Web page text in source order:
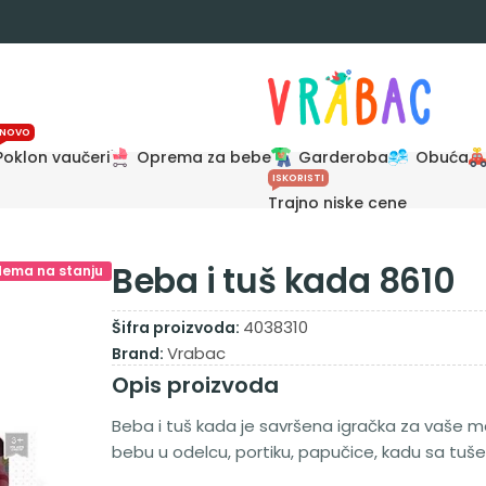
vaučeri
NOVO
Oprema za bebe Garderoba Obuća
Trajno niske cene
ISKORISTI
na stanju Beba i tuš kada 8610
Šifra proizvoda: 4038310
Brand: Vrabac
Opis proizvoda
Beba i tuš kada je savršena igračka za vaše
bebu u odelcu, portiku, papučice, kadu sa